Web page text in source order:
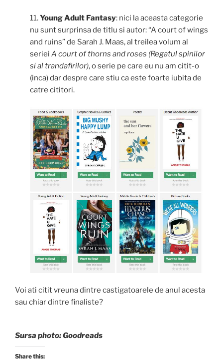
11.Young Adult Fantasy: nici la aceasta categorie
nu sunt surprinsa de titlu si autor: “A court of wings
and ruins” de Sarah J. Maas, al treilea volum al
seriei A court of thorns and roses (Regatul spinilor
si al trandafirilor), o serie pe care eu nu am citit-o
(inca) dar despre care stiu ca este foarte iubita de
catre cititori.
Voi ati citit vreuna dintre castigatoarele de anul acesta
sau chiar dintre finaliste?
Sursa photo: Goodreads
Share this: